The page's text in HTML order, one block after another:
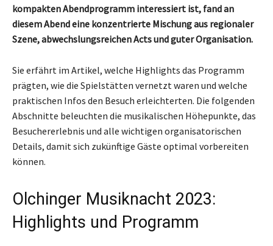
kompakten Abendprogramm interessiert ist, fand an
diesem Abend eine konzentrierte Mischung aus regionaler
Szene, abwechslungsreichen Acts und guter Organisation.
Sie erfährt im Artikel, welche Highlights das Programm
prägten, wie die Spielstätten vernetzt waren und welche
praktischen Infos den Besuch erleichterten. Die folgenden
Abschnitte beleuchten die musikalischen Höhepunkte, das
Besuchererlebnis und alle wichtigen organisatorischen
Details, damit sich zukünftige Gäste optimal vorbereiten
können.
Olchinger Musiknacht 2023:
Highlights und Programm